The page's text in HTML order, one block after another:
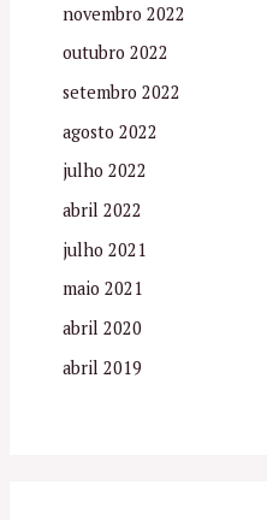
novembro 2022
outubro 2022
setembro 2022
agosto 2022
julho 2022
abril 2022
julho 2021
maio 2021
abril 2020
abril 2019